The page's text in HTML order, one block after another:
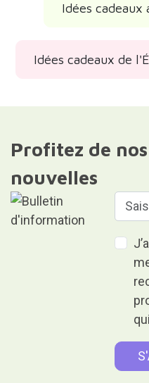
Idées cadeaux
Idées cadeaux de
Profitez de
nouvelles